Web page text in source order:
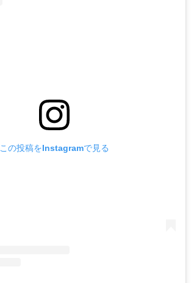
この投稿をInstagramで見る